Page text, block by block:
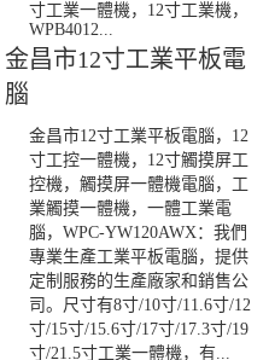
寸工業一體機，12寸工業機，
WPB4012...
金昌市12寸工業平板電
腦
金昌市12寸工業平板電腦，12
寸工控一體機，12寸觸摸屏工
控機，觸摸屏一體機電腦，工
業觸摸一體機，一體工業電
腦，WPC-YW120AWX：我們
專業生產工業平板電腦，提供
定制服務的生產廠家和銷售公
司。尺寸有8寸/10寸/11.6寸/12
寸/15寸/15.6寸/17寸/17.3寸/19
寸/21.5寸工業一體機，有...